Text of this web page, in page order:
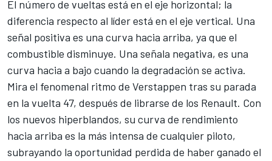
El número de vueltas está en el eje horizontal; la
diferencia respecto al líder está en el eje vertical. Una
señal positiva es una curva hacia arriba, ya que el
combustible disminuye. Una señala negativa, es una
curva hacia a bajo cuando la degradación se activa.
Mira el fenomenal ritmo de Verstappen tras su parada
en la vuelta 47, después de librarse de los Renault. Con
los nuevos hiperblandos, su curva de rendimiento
hacia arriba es la más intensa de cualquier piloto,
subrayando la oportunidad perdida de haber ganado el